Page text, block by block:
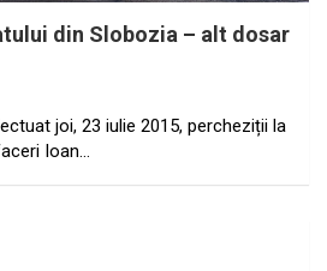
din Slobozia – alt dosar
joi, 23 iulie 2015, percheziții la
Ioan…